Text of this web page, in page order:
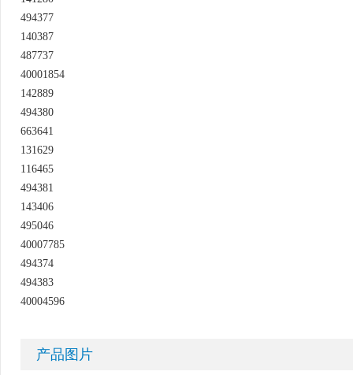
494377
140387
487737
40001854
142889
494380
663641
131629
116465
494381
143406
495046
40007785
494374
494383
40004596
产品图片